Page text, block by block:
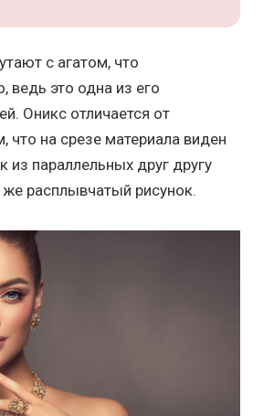
с агатом, что
ведь это одна из его
Оникс отличается от
что на срезе материала виден
из параллельных друг другу
же расплывчатый рисунок.